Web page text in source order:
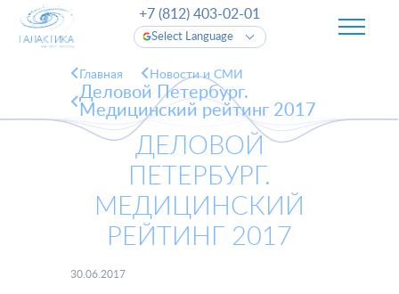
Select Language
+7 (812) 403-02-01
Главная Новости и СМИ
Деловой Петербург.
Медицинский рейтинг 2017
ДЕЛОВОЙ
ПЕТЕРБУРГ.
МЕДИЦИНСКИЙ
РЕЙТИНГ 2017
30.06.2017